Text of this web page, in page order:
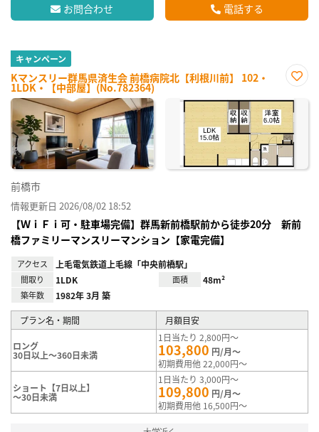
お問合わせ 電話する
キャンペーン
Kマンスリー群馬県済生会 前橋病院北【利根川前】 102・
1LDK・【中部屋】(No.782364)
に入
り登
録
前橋市
情報更新日 2026/08/02 18:52
【ＷｉＦｉ可・駐車場完備】群馬新前橋駅前から徒歩20分 新前
橋ファミリーマンスリーマンション【家電完備】
アクセス 上毛電気鉄道上毛線「中央前橋駅」
間取り 1LDK 面積 48m²
築年数 1982年 3月 築
プラン名・期間 月額目安
ロング
30日以上～360日未満
1日当たり 2,800円～
103,800 円/月～
初期費用他 22,000円～
ショート【7日以上】
～30日未満
1日当たり 3,000円～
109,800 円/月～
初期費用他 16,500円～